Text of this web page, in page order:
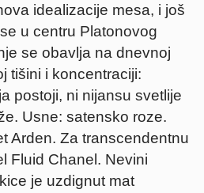
idealizacije mesa, i još
u centru Platonovog
se obavlja na dnevnoj
tišini i koncentraciji:
postoji, ni nijansu svetlije
Usne: satensko roze.
Arden. Za transcendentnu
Fluid Chanel. Nevini
je uzdignut mat